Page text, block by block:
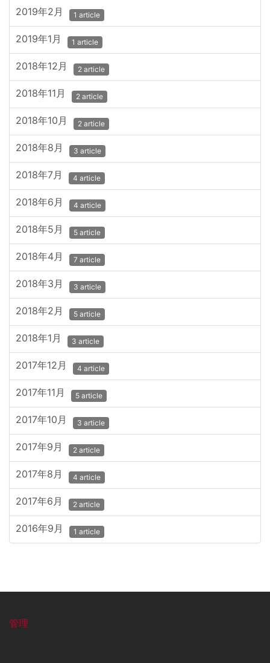
2019年2月 1 article
2019年1月 1 article
2018年12月 2 article
2018年11月 2 article
2018年10月 2 article
2018年8月 3 article
2018年7月 4 article
2018年6月 4 article
2018年5月 5 article
2018年4月 7 article
2018年3月 3 article
2018年2月 5 article
2018年1月 3 article
2017年12月 4 article
2017年11月 5 article
2017年10月 3 article
2017年9月 2 article
2017年8月 4 article
2017年6月 2 article
2016年9月 1 article
管理